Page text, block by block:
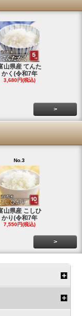
山県産 てんた
かく(令和7年
3,680円(税込)
>
No.3
山県産 こしひ
かり(令和7年
7,550円(税込)
>